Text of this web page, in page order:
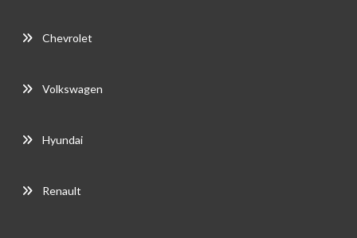
Chevrolet
Volkswagen
Hyundai
Renault